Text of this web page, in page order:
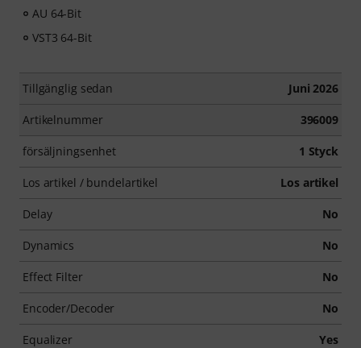
AU 64-Bit
VST3 64-Bit
Tillgänglig sedan Juni 2026
Artikelnummer 396009
försäljningsenhet 1 Styck
Los artikel / bundelartikel Los artikel
Delay No
Dynamics No
Effect Filter No
Encoder/Decoder No
Equalizer Yes